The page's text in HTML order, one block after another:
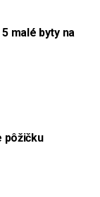
malé byty na
pôžičku